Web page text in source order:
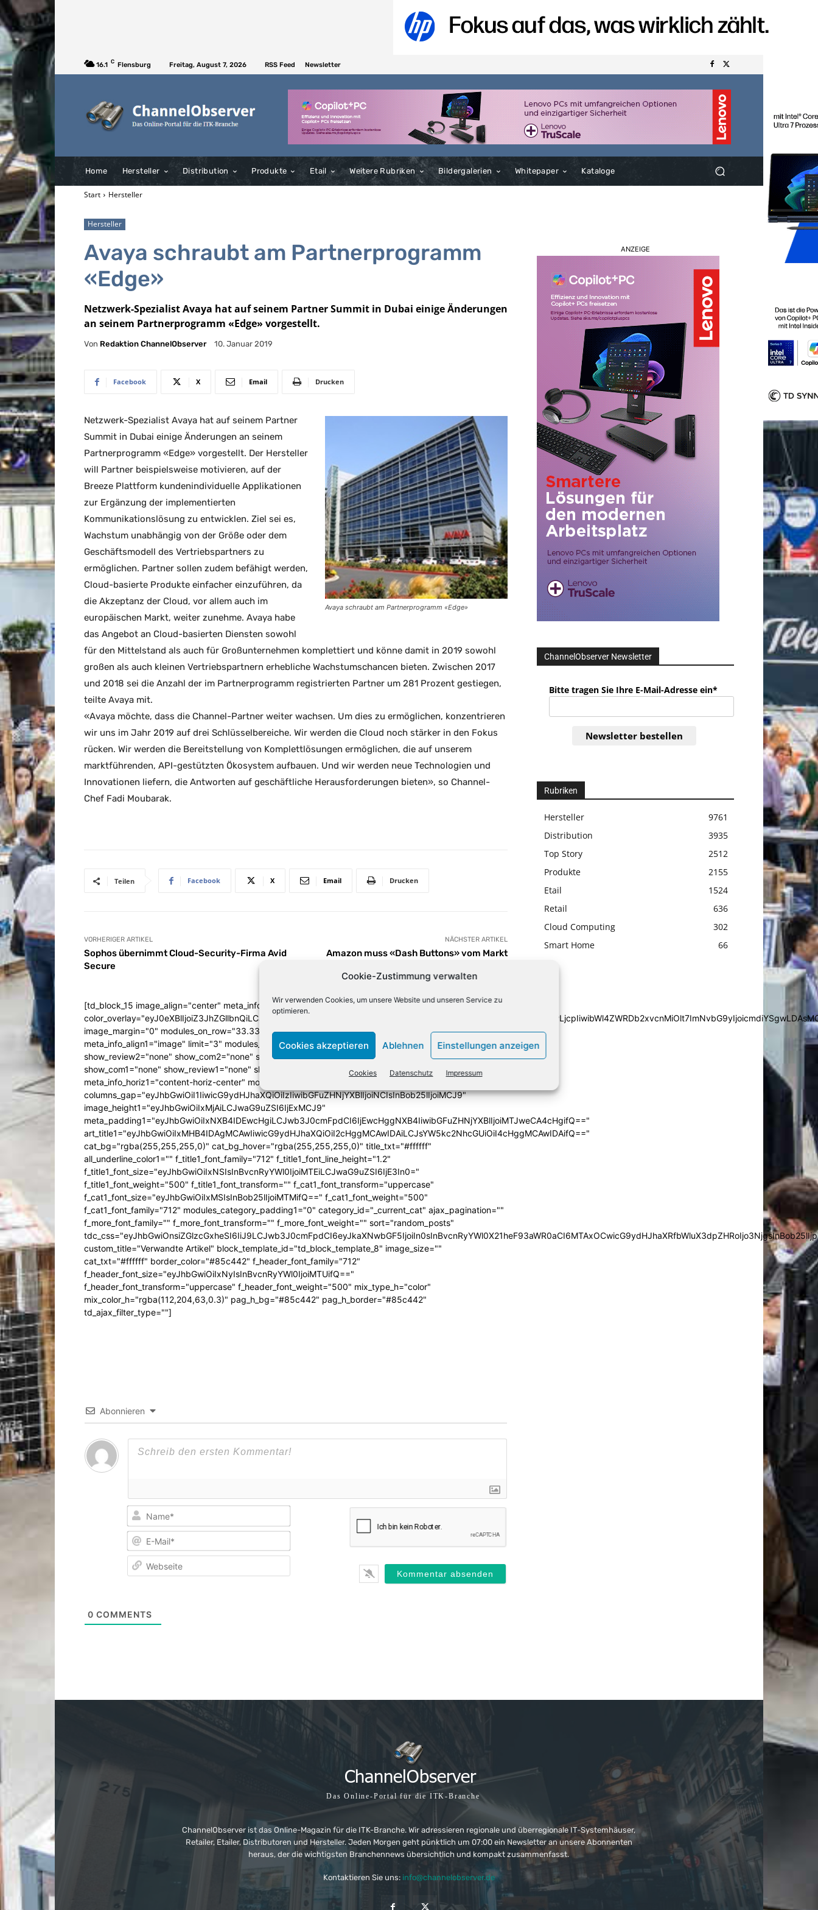
Cookie-Zustimmung verwalten
Wir verwenden Cookies, um unsere Website und unseren Service zu
optimieren.
Cookies akzeptieren Ablehnen Einstellungen anzeigen
Cookies Datenschutz Impressum
16.1 C Flensburg Freitag, August 7, 2026 RSS Feed Newsletter
Home Hersteller Distribution Produkte Etail Weitere Rubriken Bildergalerien Whitepaper Kataloge
Start Hersteller
Hersteller
Avaya schraubt am Partnerprogramm
«Edge»
Netzwerk-Spezialist Avaya hat auf seinem Partner Summit in Dubai einige Änderungen
an seinem Partnerprogramm «Edge» vorgestellt.
Von Redaktion ChannelObserver 10. Januar 2019
Facebook X Email Drucken
Avaya schraubt am Partnerprogramm «Edge»
Netzwerk-Spezialist Avaya hat auf seinem Partner
Summit in Dubai einige Änderungen an seinem
Partnerprogramm «Edge» vorgestellt. Der Hersteller
will Partner beispielsweise motivieren, auf der
Breeze Plattform kundenindividuelle Applikationen
zur Ergänzung der implementierten
Kommunikationslösung zu entwicklen. Ziel sei es,
Wachstum unabhängig von der Größe oder dem
Geschäftsmodell des Vertriebspartners zu
ermöglichen. Partner sollen zudem befähigt werden,
Cloud-basierte Produkte einfacher einzuführen, da
die Akzeptanz der Cloud, vor allem auch im
europäischen Markt, weiter zunehme. Avaya habe
das Angebot an Cloud-basierten Diensten sowohl
für den Mittelstand als auch für Großunternehmen komplettiert und könne damit in 2019 sowohl
großen als auch kleinen Vertriebspartnern erhebliche Wachstumschancen bieten. Zwischen 2017
und 2018 sei die Anzahl der im Partnerprogramm registrierten Partner um 281 Prozent gestiegen,
teilte Avaya mit.
«Avaya möchte, dass die Channel-Partner weiter wachsen. Um dies zu ermöglichen, konzentrieren
wir uns im Jahr 2019 auf drei Schlüsselbereiche. Wir werden die Cloud noch stärker in den Fokus
rücken. Wir werden die Bereitstellung von Komplettlösungen ermöglichen, die auf unserem
marktführenden, API-gestützten Ökosystem aufbauen. Und wir werden neue Technologien und
Innovationen liefern, die Antworten auf geschäftliche Herausforderungen bieten», so Channel-
Chef Fadi Moubarak.
Teilen Facebook X Email Drucken
VORHERIGER ARTIKEL
Sophos übernimmt Cloud-Security-Firma Avid
Secure
NÄCHSTER ARTIKEL
Amazon muss «Dash Buttons» vom Markt
[td_block_15 image_align="center" meta_info_align="bottom"
image_margin="0" modules_on_row="33.33333333%" columns="33.33333333%"
meta_info_align1="image" limit="3" modules_category="above" show_author2="none" show_date2="none"
show_review2="none" show_com2="none" show_excerpt2="none" show_excerpt1="none"
show_com1="none" show_review1="none" show_date1="none" show_author1="none"
meta_info_horiz1="content-horiz-center" modules_space1="eyJhbGwiOiIwIiwicGhvbmUiOiIzIn0="
columns_gap="eyJhbGwiOiI1IiwicG9ydHJhaXQiOiIzIiwibGFuZHNjYXBlIjoiNCIsInBob25lIjoiMCJ9"
image_height1="eyJhbGwiOiIxMjAiLCJwaG9uZSI6IjExMCJ9"
meta_padding1="eyJhbGwiOiIxNXB4IDEwcHgiLCJwb3J0cmFpdCI6IjEwcHggNXB4IiwibGFuZHNjYXBlIjoiMTJweCA4cHgifQ=="
art_title1="eyJhbGwiOiIxMHB4IDAgMCAwIiwicG9ydHJhaXQiOiI2cHggMCAwIDAiLCJsYW5kc2NhcGUiOiI4cHggMCAwIDAifQ=="
cat_bg="rgba(255,255,255,0)" cat_bg_hover="rgba(255,255,255,0)" title_txt="#ffffff"
all_underline_color1="" f_title1_font_family="712" f_title1_font_line_height="1.2"
f_title1_font_size="eyJhbGwiOiIxNSIsInBvcnRyYWl0IjoiMTEiLCJwaG9uZSI6IjE3In0="
f_title1_font_weight="500" f_title1_font_transform="" f_cat1_font_transform="uppercase"
f_cat1_font_size="eyJhbGwiOiIxMSIsInBob25lIjoiMTMifQ==" f_cat1_font_weight="500"
f_cat1_font_family="712" modules_category_padding1="0" category_id="_current_cat" ajax_pagination=""
f_more_font_family="" f_more_font_transform="" f_more_font_weight="" sort="random_posts"
custom_title="Verwandte Artikel" block_template_id="td_block_template_8" image_size=""
cat_txt="#ffffff" border_color="#85c442" f_header_font_family="712"
f_header_font_size="eyJhbGwiOiIxNyIsInBvcnRyYWl0IjoiMTUifQ=="
f_header_font_transform="uppercase" f_header_font_weight="500" mix_type_h="color"
mix_color_h="rgba(112,204,63,0.3)" pag_h_bg="#85c442" pag_h_border="#85c442"
td_ajax_filter_type=""]
Abonnieren
Name*
E-
0 COMMENTS
ANZEIGE
ChannelObserver Newsletter
Bitte tragen Sie Ihre E-Mail-Adresse ein*
Newsletter bestellen
Rubriken
Hersteller
9761
Distribution
3935
Top Story
2512
Produkte
2155
Etail
1524
Retail
636
Cloud Computing
302
Smart Home
66
Das Online-Portal für die ITK-Branche
ChannelObserver ist das Online-Magazin für die ITK-Branche. Wir adressieren regionale und überregionale IT-Systemhäuser,
Retailer, Etailer, Distributoren und Hersteller. Jeden Morgen geht pünktlich um 07:00 ein Newsletter an unsere Abonnenten
heraus, der die wichtigsten Branchennews übersichtlich und kompakt zusammenfasst.
Kontaktieren Sie uns: info@channelobserver.de